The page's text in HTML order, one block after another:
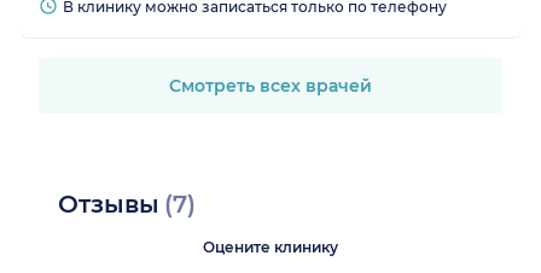
В клинику можно записаться только по телефону
Смотреть всех врачей
Отзывы (7)
Оцените клинику